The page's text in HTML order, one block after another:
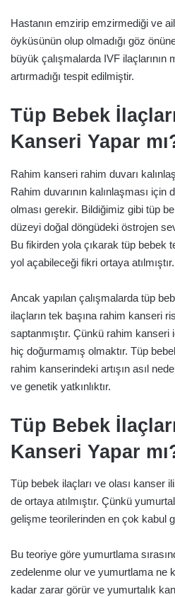
Hastanın emzirip emzirmediği ve
öyküsünün olup olmadığı göz
büyük çalışmalarda IVF
artırmadığı tespit edilmiştir.
Tüp Bebek
Kanseri Yapar
Rahim kanseri rahim duvarı
Rahim duvarının kalınlaşması
olması gerekir. Bildiğimiz gibi tüp
düzeyi doğal döngüdeki östrojen
Bu fikirden yola çıkarak tüp bebek
yol açabileceği fikri ortaya atılmıştır.
Ancak yapılan çalışmalarda tüp
ilaçların tek başına rahim kanseri
saptanmıştır. Çünkü rahim
hiç doğurmamış olmaktır. Tüp
rahim kanserindeki artışın asıl
ve genetik yatkınlıktır.
Tüp Bebek
Kanseri Yapar
Tüp bebek ilaçları ve olası kanser
de ortaya atılmıştır. Çünkü
gelişme teorilerinden en çok kabul
Bu teoriye göre yumurtlama
zedelenme olur ve yumurtlama ne
kadar zarar görür ve yumurtalık